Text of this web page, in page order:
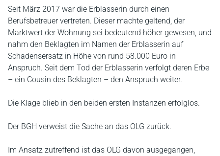
Seit März 2017 war die Erblasserin durch einen
Berufsbetreuer vertreten. Dieser machte geltend, der
Marktwert der Wohnung sei bedeutend höher gewesen, und
nahm den Beklagten im Namen der Erblasserin auf
Schadensersatz in Höhe von rund 58.000 Euro in
Anspruch. Seit dem Tod der Erblasserin verfolgt deren Erbe
– ein Cousin des Beklagten – den Anspruch weiter.
Die Klage blieb in den beiden ersten Instanzen erfolglos.
Der BGH verweist die Sache an das OLG zurück.
Im Ansatz zutreffend ist das OLG davon ausgegangen,